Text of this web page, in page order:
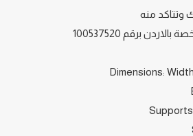
منه
برقم 100537520